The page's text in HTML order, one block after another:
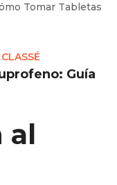
Tomar Tabletas
Guía
al